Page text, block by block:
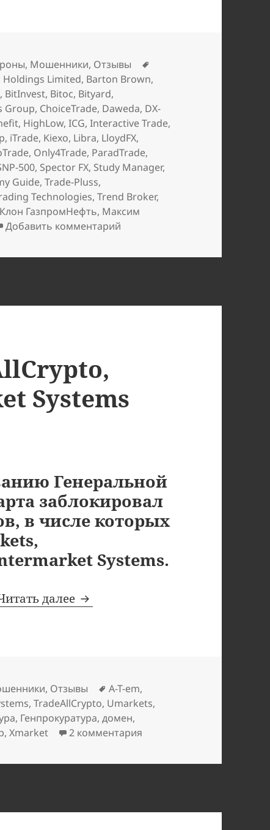
, Мошенники, Отзывы
Limited, Barton Brown,
, BitInvest, Bitoc, Bityard,
Group, ChoiceTrade, Daweda, DX-
, HighLow,ICG,Interactive Trade,
, iTrade, Kiexo, Libra, LloydFX,
, Only4Trade, ParadTrade,
500, Spector FX, Study Manager,
Guide,Trade-Pluss,
Technologies,Trend Broker,
Клон ГазпромНефть, Максим
Добавить комментарий
Systems
Генеральной
заблокировал
в числе которых
Systems.
далее Umarkets, TradeAllCrypto,
, Отзывы Метки
A-T-em,
,TradeAllCrypto, Umarkets,
, Генпрокуратура,домен,
,Хmarket 2 комментария